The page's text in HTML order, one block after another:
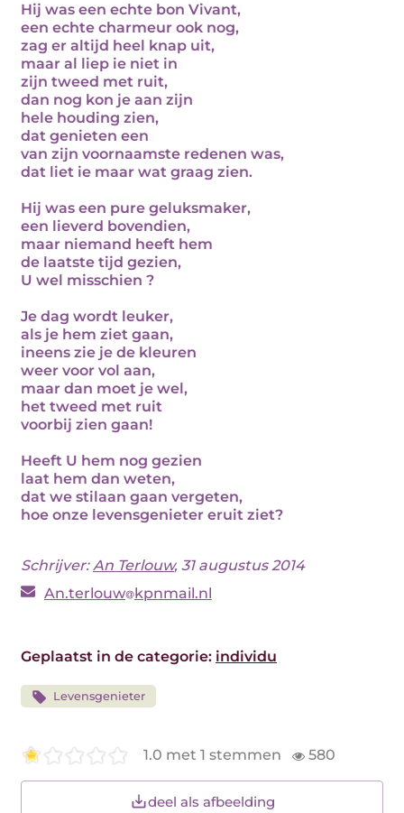
Hij was een echte bon Vivant,
een echte charmeur ook nog,
zag er altijd heel knap uit,
maar al liep ie niet in
zijn tweed met ruit,
dan nog kon je aan zijn
hele houding zien,
dat genieten een
van zijn voornaamste redenen was,
dat liet ie maar wat graag zien.
Hij was een pure geluksmaker,
een lieverd bovendien,
maar niemand heeft hem
de laatste tijd gezien,
U wel misschien ?
Je dag wordt leuker,
als je hem ziet gaan,
ineens zie je de kleuren
weer voor vol aan,
maar dan moet je wel,
het tweed met ruit
voorbij zien gaan!
Heeft U hem nog gezien
laat hem dan weten,
dat we stilaan gaan vergeten,
hoe onze levensgenieter eruit ziet?
Schrijver:An Terlouw, 31 augustus 2014
An.terlouw kpnmail.nl
Geplaatst in de categorie: individu
Levensgenieter
1.0 met 1 stemmen 580
deel als afbeelding